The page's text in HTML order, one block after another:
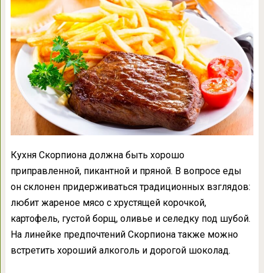
Кухня Скорпиона должна быть хорошо
приправленной, пикантной и пряной. В вопросе еды
он склонен придерживаться традиционных взглядов:
любит жареное мясо с хрустящей корочкой,
картофель, густой борщ, оливье и селедку под шубой.
На линейке предпочтений Скорпиона также можно
встретить хороший алкоголь и дорогой шоколад.